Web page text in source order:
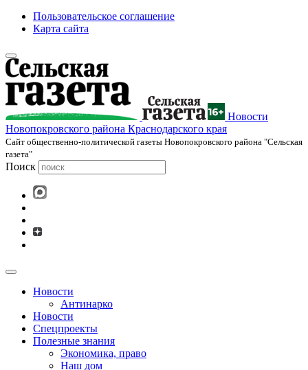
Пользовательское соглашение
Карта сайта
Новости
Новопокровского района Краснодарского края
Cайт общественно-политической газеты Новопокровского района "Сельская
газета"
Поиск
Новости
Антинарко
Новости
Спецпроекты
Полезные знания
Экономика, право
Наш дом